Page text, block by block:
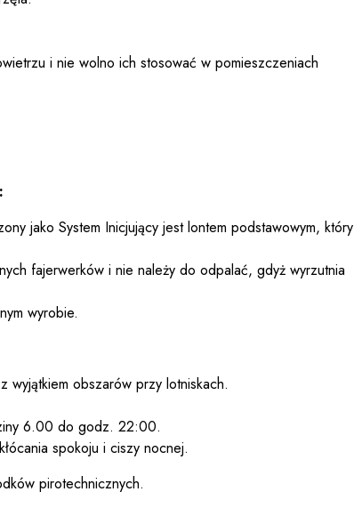
i nie wolno ich stosować w pomieszczeniach
jako System Inicjujący jest lontem podstawowym, który
fajerwerków i nie należy do odpalać, gdyż wyrzutnia
wyrobie.
wyjątkiem obszarów przy lotniskach.
6.00 do godz. 22:00.
spokoju i ciszy nocnej.
pirotechnicznych.